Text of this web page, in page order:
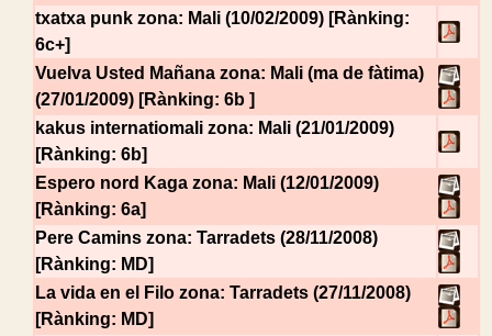
txatxa punk zona: Mali (10/02/2009) [Rànking:
6c+]
Vuelva Usted Mañana zona: Mali (ma de fàtima)
(27/01/2009) [Rànking: 6b ]
kakus internatiomali zona: Mali (21/01/2009)
[Rànking: 6b]
Espero nord Kaga zona: Mali (12/01/2009)
[Rànking: 6a]
Pere Camins zona: Tarradets (28/11/2008)
[Rànking: MD]
La vida en el Filo zona: Tarradets (27/11/2008)
[Rànking: MD]